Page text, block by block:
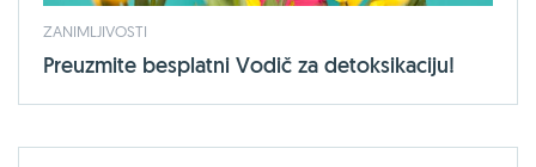
ZANIMLJIVOSTI
Preuzmite besplatni Vodič za detoksikaciju!